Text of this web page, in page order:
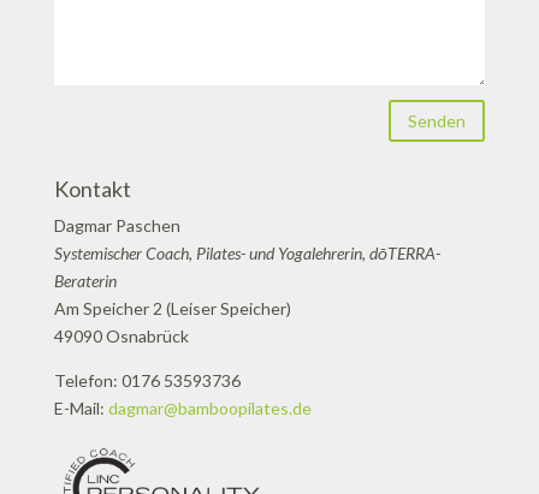
Senden
Kontakt
Dagmar Paschen
Systemischer Coach, Pilates- und Yogalehrerin, dōTERRA-
Beraterin
Am Speicher 2 (Leiser Speicher)
49090 Osnabrück
Telefon: 0176 53593736
E-Mail: dagmar@bamboopilates.de